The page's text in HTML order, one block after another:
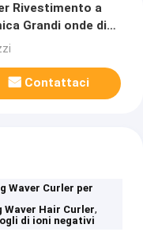
Rivestimento a
Grandi onde di
rapido
Contattaci
Waver Curler per
Waver Hair Curler,
di ioni negativi